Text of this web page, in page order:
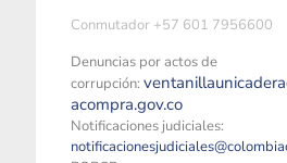
Conmutador +57 601 7956600
Denuncias por actos de
corrupción:
acompra.gov.co
Notificaciones judiciales: